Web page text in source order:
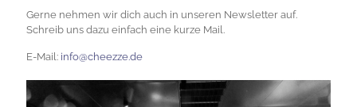
Gerne nehmen wir dich auch in unseren Newsletter auf.
Schreib uns dazu einfach eine kurze Mail.
E-Mail: info@cheezze.de